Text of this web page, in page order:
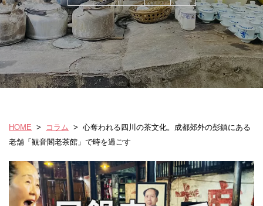
HOME > コラム > 心奪われる四川の茶文化。成都郊外の彭鎮にある
老舗「観音閣老茶館」で時を過ごす